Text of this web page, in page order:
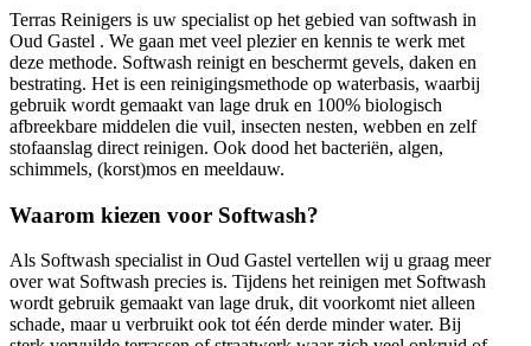
Terras Reinigers is uw specialist op het gebied van softwash in
Oud Gastel . We gaan met veel plezier en kennis te werk met
deze methode. Softwash reinigt en beschermt gevels, daken en
bestrating. Het is een reinigingsmethode op waterbasis, waarbij
gebruik wordt gemaakt van lage druk en 100% biologisch
afbreekbare middelen die vuil, insecten nesten, webben en zelf
stofaanslag direct reinigen. Ook dood het bacteriën, algen,
schimmels, (korst)mos en meeldauw.
Waarom kiezen voor Softwash?
Als Softwash specialist in Oud Gastel vertellen wij u graag meer
over wat Softwash precies is. Tijdens het reinigen met Softwash
wordt gebruik gemaakt van lage druk, dit voorkomt niet alleen
schade, maar u verbruikt ook tot één derde minder water. Bij